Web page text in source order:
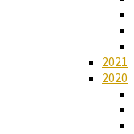
2021
2020